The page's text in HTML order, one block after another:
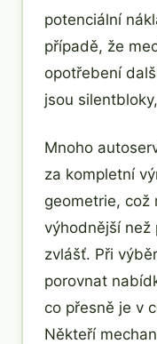
potenciální
případě, že
opotřebení
jsou
Mnoho
za kompletní
geometrie, což
výhodnější než
zvlášť. Při
porovnat
co přesně je v
Někteří